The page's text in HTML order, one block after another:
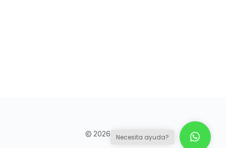
© 2026 - CouncilNecesita ayuda?